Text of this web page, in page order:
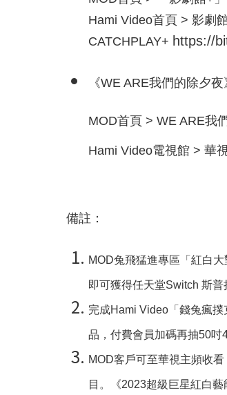
Hami Video首頁 > 影劇
CATCHPLAY+ https://
《WE ARE我們的除夕夜
MOD首頁 > WE ARE我
Hami Video電視館 > 華
備註：
MOD兔飛猛進專區「紅白
即可獲得任天堂Switch 斯
完成Hami Video「錢兔瘋
品，付費會員加碼再抽50吋
MOD客戶可至華視主頻收
目。《2023超級巨星紅白藝